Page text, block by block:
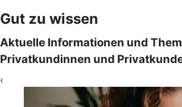
Gut zu wissen
Aktuelle Informationen und
Privatkundinnen und
‹